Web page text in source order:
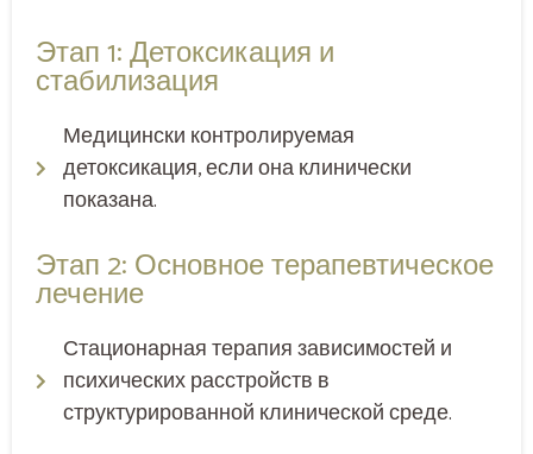
Этап 1: Детоксикация и
стабилизация
Медицински контролируемая
детоксикация, если она клинически
показана.
Этап 2: Основное терапевтическое
лечение
Стационарная терапия зависимостей и
психических расстройств в
структурированной клинической среде.